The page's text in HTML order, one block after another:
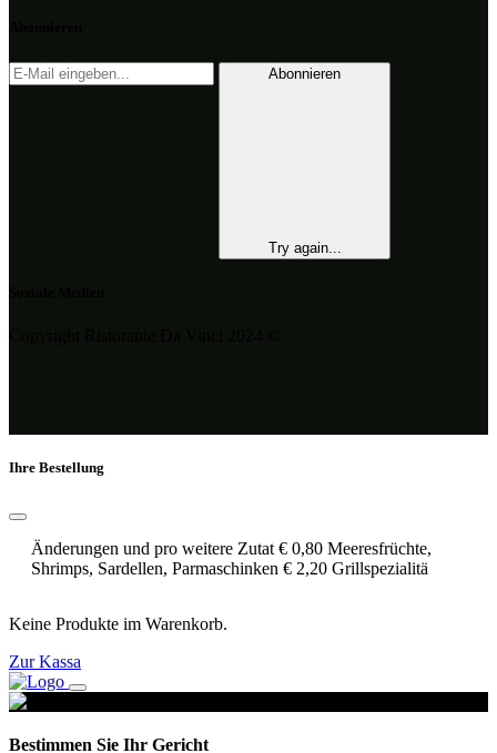
Abonnieren
Try again...
Ihre Bestellung
Änderungen und pro weitere Zutat € 0,80 Meeresfrüchte,
Shrimps, Sardellen, Parmaschinken € 2,20 Grillspezialitä
Keine Produkte im Warenkorb.
Zur Kassa
Bestimmen Sie Ihr Gericht